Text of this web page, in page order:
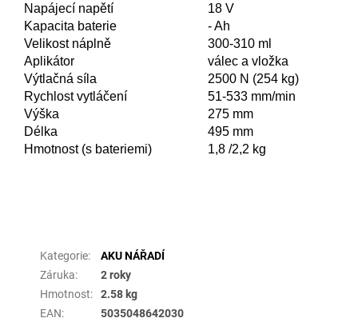
Napájecí napětí
18 V
Kapacita baterie
- Ah
Velikost náplně
300-310 ml
Aplikátor
válec a vložka
Výtlačná síla
2500 N (254 kg)
Rychlost vytláčení
51-533 mm/min
Výška
275 mm
Délka
495 mm
Hmotnost (s bateriemi)
1,8 /2,2 kg
Kategorie:
AKU NÁŘADÍ
Záruka:
2 roky
Hmotnost:
2.58 kg
EAN: 5035048642030